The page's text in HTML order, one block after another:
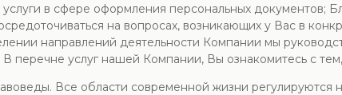
услуги в сфере оформления персональных
на вопросах, возникающих у Вас в
направлений деятельности Компании мы
перечне услуг нашей Компании, Вы ознакомитесь с
Все области современной жизни регулируются